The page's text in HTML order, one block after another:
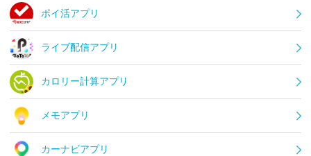
ポイ活アプリ
ライブ配信アプリ
カロリー計算アプリ
メモアプリ
カーナビアプリ